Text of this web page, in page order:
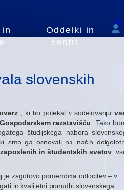
Oddelki in
centri
slovenskih
, ki bo potekal v sodelovanju
Gospodarskem razstavišču . Tako
študijskega nabora
smo ga osnovali na naših
in študentskih svetov
je zagotovo pomembna odločitev – v
in kvalitetni ponudbi slovenskega